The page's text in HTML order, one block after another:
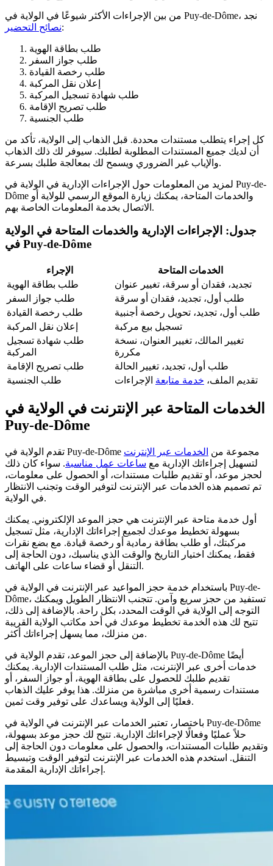
من بين الإجراءات الأكثر شيوعًا في الولاية في Puy-de-Dôme، نجد
نصائح التحضير:
طلب بطاقة الهوية
طلب جواز السفر
طلب رخصة القيادة
إعلان نقل المركبة
طلب شهادة تسجيل المركبة
طلب تصريح الإقامة
طلب الجنسية
كل إجراء يتطلب مستندات محددة. قبل الذهاب إلى الولاية، تأكد من
أن لديك جميع المستندات المطلوبة لطلبك. سيوفر لك ذلك الذهاب
والإياب غير الضروري ويسمح لك بمعالجة طلبك بسرعة.
لمزيد من المعلومات حول الإجراءات الإدارية في الولاية في Puy-de-
Dôme والخدمات المتاحة، يمكنك زيارة الموقع الرسمي للولاية أو
الاتصال بخدمة المعلومات الخاصة بهم.
جدول: الإجراءات الإدارية والخدمات المتاحة في الولاية
في Puy-de-Dôme
الإجراء
الخدمات المتاحة
طلب بطاقة الهوية
تجديد، فقدان أو سرقة، تغيير عنوان
طلب جواز السفر
طلب أول، تجديد، فقدان أو سرقة
طلب رخصة القيادة
طلب أول، تجديد، تحويل رخصة أجنبية
إعلان نقل المركبة
تسجيل بيع مركبة
طلب شهادة تسجيل
المركبة
تغيير المالك، تغيير العنوان، نسخة
مكررة
طلب تصريح الإقامة
طلب أول، تجديد، تغيير الحالة
طلب الجنسية
تقديم الملف، خدمة متابعة الإجراءات
الخدمات المتاحة عبر الإنترنت في الولاية في
Puy-de-Dôme
تقدم الولاية في Puy-de-Dôme مجموعة من الخدمات عبر الإنترنت
لتسهيل إجراءاتك الإدارية مع ساعات عمل مناسبة. سواء كان ذلك
لحجز موعد، أو تقديم طلبات مستندات، أو الحصول على معلومات،
تم تصميم هذه الخدمات عبر الإنترنت لتوفير الوقت وتجنب الانتظار
في الولاية.
أول خدمة متاحة عبر الإنترنت هي حجز الموعد الإلكتروني. يمكنك
بسهولة تخطيط موعدك لجميع إجراءاتك الإدارية، مثل تسجيل
مركبتك، أو طلب بطاقة رمادية أو رخصة قيادة. مع بضع نقرات
فقط، يمكنك اختيار التاريخ والوقت الذي يناسبك، دون الحاجة إلى
التنقل أو قضاء ساعات على الهاتف.
باستخدام خدمة حجز المواعيد عبر الإنترنت في الولاية في Puy-de-
Dôme، تستفيد من حجز سريع وآمن. تتجنب الانتظار الطويل ويمكنك
التوجه إلى الولاية في الوقت المحدد، بكل راحة. بالإضافة إلى ذلك،
تتيح لك هذه الخدمة تخطيط موعدك في أحد مكاتب الولاية القريبة
من منزلك، مما يسهل إجراءاتك أكثر.
بالإضافة إلى حجز الموعد، تقدم الولاية في Puy-de-Dôme أيضًا
خدمات أخرى عبر الإنترنت، مثل طلب المستندات الإدارية. يمكنك
تقديم طلبك للحصول على بطاقة الهوية، أو جواز السفر، أو
مستندات رسمية أخرى مباشرة من منزلك. هذا يوفر عليك الذهاب
فعليًا إلى الولاية ويساعدك على توفير وقت ثمين.
باختصار، تعتبر الخدمات عبر الإنترنت في الولاية في Puy-de-Dôme
حلاً عمليًا وفعالًا لإجراءاتك الإدارية. تتيح لك حجز موعد بسهولة،
وتقديم طلبات المستندات، والحصول على معلومات دون الحاجة إلى
التنقل. استخدم هذه الخدمات عبر الإنترنت لتوفير الوقت وتبسيط
إجراءاتك الإدارية المقدمة.